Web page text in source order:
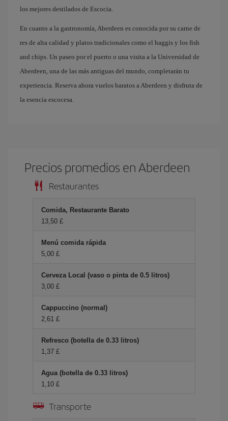
los mejores destilados de Escocia.
En cuanto a la gastronomía, Aberdeen es conocida por su carne de
res de alta calidad y platos tradicionales como el haggis y los fish
and chips. Un paseo por el puerto o una visita a la Universidad de
Aberdeen, una de las más antiguas del mundo, completarán tu
experiencia. Reserva ahora vuelos baratos a Aberdeen y disfruta de
la esencia escocesa.
Precios promedios en Aberdeen
Restaurantes
Comida, Restaurante Barato
13,50 £
Menú comida rápida
5,00 £
Cerveza Local (vaso o pinta de 0.5 litros)
3,00 £
Cappuccino (normal)
2,61 £
Refresco (botella de 0.33 litros)
1,37 £
Agua (botella de 0.33 litros)
1,10 £
Transporte